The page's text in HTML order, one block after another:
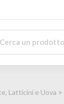
Latticini e Uova >